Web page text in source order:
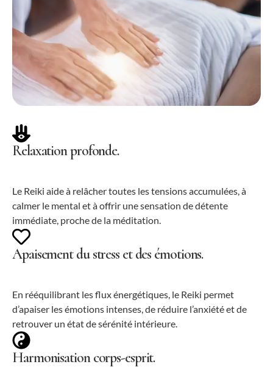
Relaxation profonde.
Le Reiki aide à relâcher toutes les tensions accumulées, à
calmer le mental et à offrir une sensation de détente
immédiate, proche de la méditation.
Apaisement du stress et des émotions.
En rééquilibrant les flux énergétiques, le Reiki permet
d’apaiser les émotions intenses, de réduire l’anxiété et de
retrouver un état de sérénité intérieure.
Harmonisation corps-esprit.